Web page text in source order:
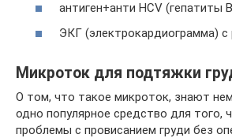
антиген+анти HCV (гепатиты
ЭКГ (электрокардиограмма)
Микроток для подтяжки
О том, что такое микроток, знают
одно популярное средство для того,
проблемы с провисанием груди без